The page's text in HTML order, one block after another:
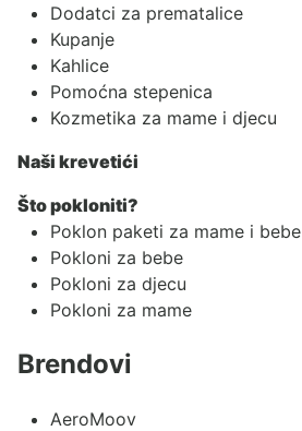
Dodatci za prematalice
Kupanje
Kahlice
Pomoćna stepenica
Kozmetika za mame i djecu
Naši krevetići
Što pokloniti?
Poklon paketi za mame i bebe
Pokloni za bebe
Pokloni za djecu
Pokloni za mame
Brendovi
AeroMoov